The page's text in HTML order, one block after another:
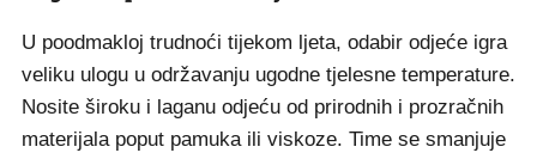
U poodmakloj trudnoći tijekom ljeta, odabir odjeće igra
veliku ulogu u održavanju ugodne tjelesne temperature.
Nosite široku i laganu odjeću od prirodnih i prozračnih
materijala poput pamuka ili viskoze. Time se smanjuje